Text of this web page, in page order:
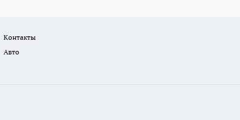
Контакты
Авто